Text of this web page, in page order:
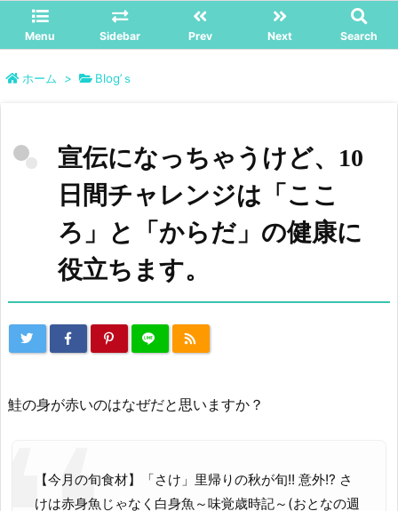
Menu Sidebar Prev Next Search
ホーム > Blog’ｓ
宣伝になっちゃうけど、10
日間チャレンジは「ここ
ろ」と「からだ」の健康に
役立ちます。
鮭の身が赤いのはなぜだと思いますか？
【今月の旬食材】「さけ」里帰りの秋が旬!! 意外!? さ
けは赤身魚じゃなく白身魚～味覚歳時記～(おとなの週